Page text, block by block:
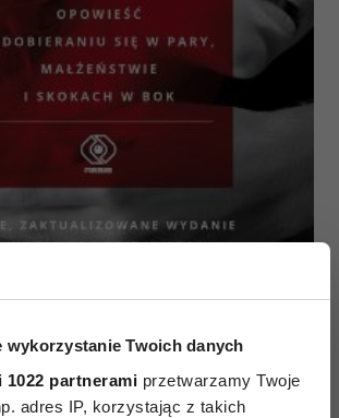
wykorzystanie Twoich danych
1022 partnerami przetwarzamy Twoje
adres IP, korzystając z takich
miłości”, coraz więcej par